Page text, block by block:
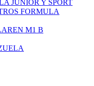
JUNIOR Y SPORT
FORMULA
M1 B